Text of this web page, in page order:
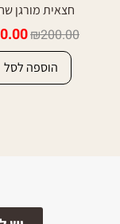
חצאית מורגן
₪200.00
הוספה לסל